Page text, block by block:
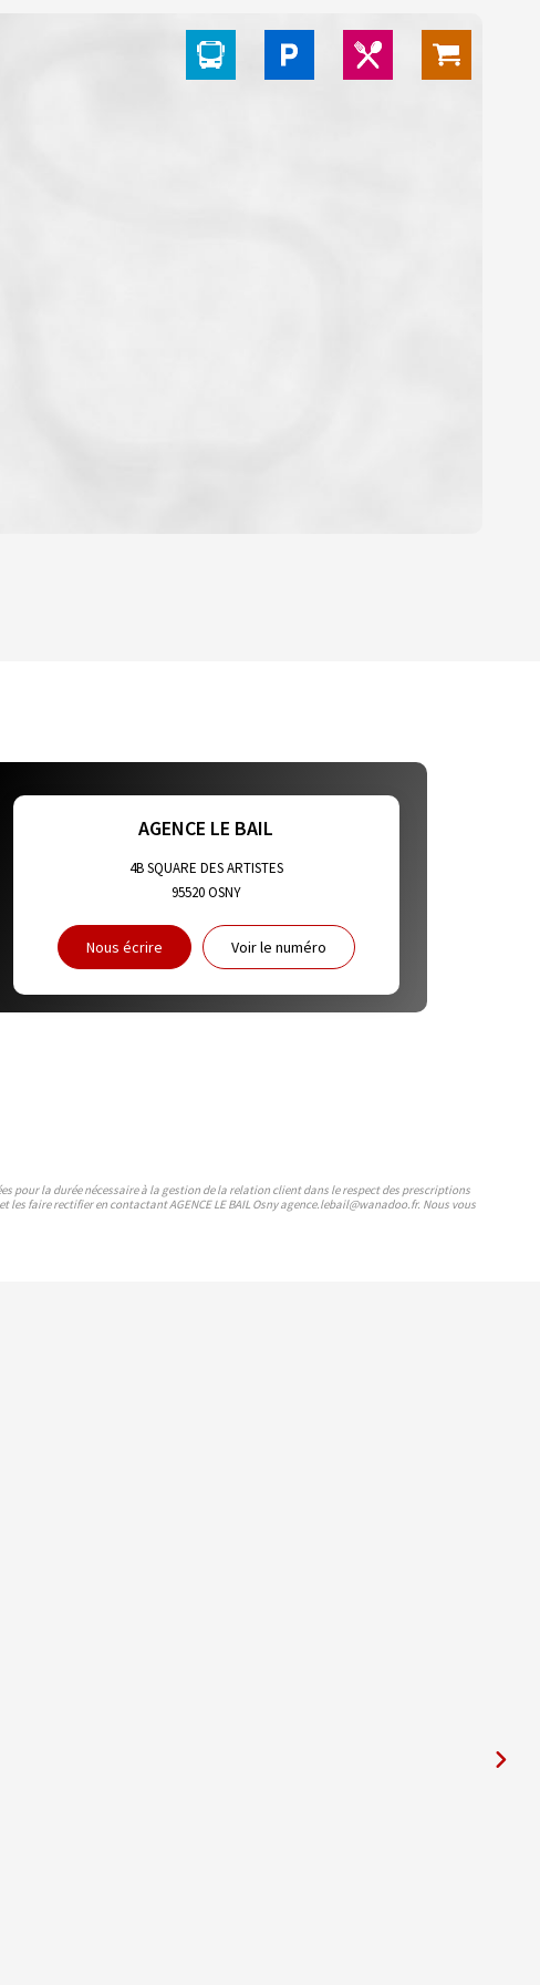
ET CRÈCHES
AGENCE LE BAIL
4B SQUARE DES ARTISTES
95520OSNY
Nous écrire Voir le numéro
pour la durée nécessaire à la gestion de la relation client dans le respect des prescriptions
faire rectifier en contactant AGENCE LE BAIL Osny agence.lebail@wanadoo.fr. Nous vous